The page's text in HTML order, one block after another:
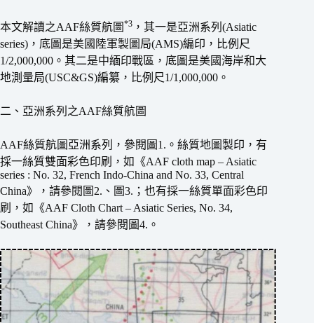
本文解讀之AAF絲質航圖 *3 ，其一是亞洲系列(Asiatic
series)，底圖是美國陸軍製圖局(AMS)編印，比例尺
1/2,000,000。其二是中緬印戰區，底圖是美國海岸和大
地測量局(USC&GS)編纂，比例尺1/1,000,000。
二、亞洲系列之AAF絲質航圖
AAF絲質航圖亞洲系列，參閱圖1.。絲質地圖製印，有
採一絲質雙面彩色印刷，如《AAF cloth map – Asiatic
series : No. 32, French Indo-China and No. 33, Central
China》，請參閱圖2.、圖3.；也有採一絲質單面彩色印
刷，如《AAF Cloth Chart – Asiatic Series, No. 34,
Southeast China》，請參閱圖4.。